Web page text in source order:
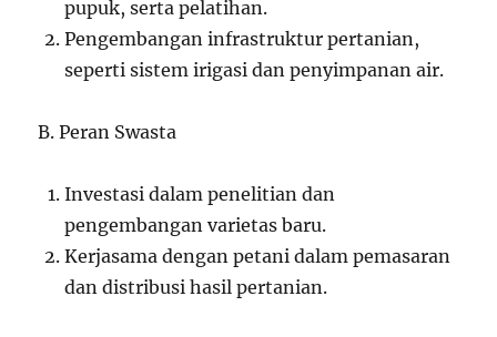
pupuk, serta pelatihan.
Pengembangan infrastruktur pertanian,
seperti sistem irigasi dan penyimpanan air.
B. Peran Swasta
Investasi dalam penelitian dan
pengembangan varietas baru.
Kerjasama dengan petani dalam pemasaran
dan distribusi hasil pertanian.